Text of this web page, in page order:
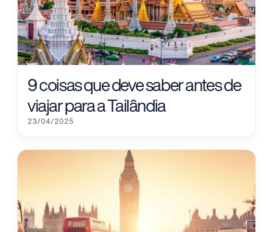
9 coisas que deve saber antes de
viajar para a Tailândia
23/04/2025